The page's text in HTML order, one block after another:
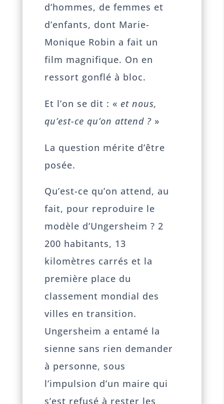
d’hommes, de femmes et
d’enfants, dont Marie-
Monique Robin a fait un
film magnifique. On en
ressort gonflé à bloc.
Et l’on se dit : « et nous,
qu’est-ce qu’on attend ? »
La question mérite d’être
posée.
Qu’est-ce qu’on attend, au
fait, pour reproduire le
modèle d’Ungersheim ? 2
200 habitants, 13
kilomètres carrés et la
première place du
classement mondial des
villes en transition.
Ungersheim a entamé la
sienne sans rien demander
à personne, sous
l’impulsion d’un maire qui
s’est refusé à rester les